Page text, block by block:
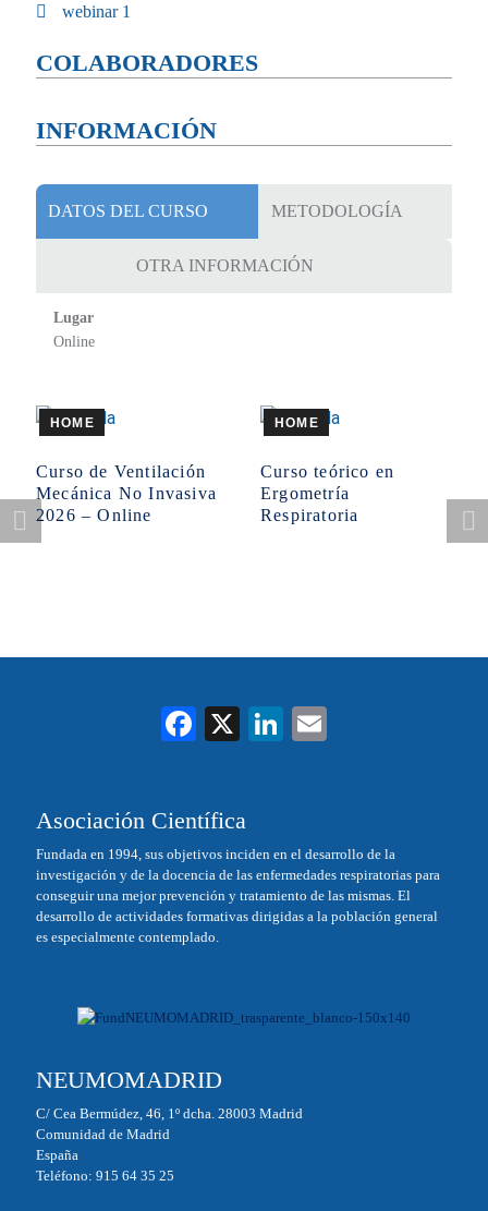
webinar 1
COLABORADORES
INFORMACIÓN
DATOS DEL CURSO METODOLOGÍA
OTRA INFORMACIÓN
Lugar
Online
HOME
Curso de Ventilación
Mecánica No Invasiva
2026 – Online
HOME
Curso teórico en
Ergometría
Respiratoria
Fa
ok
X
Li
Asociación Científica
Fundada en 1994, sus objetivos inciden en el desarrollo de la
investigación y de la docencia de las enfermedades respiratorias para
conseguir una mejor prevención y tratamiento de las mismas. El
desarrollo de actividades formativas dirigidas a la población general
es especialmente contemplado.
NEUMOMADRID
C/ Cea Bermúdez, 46, 1º dcha. 28003 Madrid
Comunidad de Madrid
España
Teléfono: 915 64 35 25